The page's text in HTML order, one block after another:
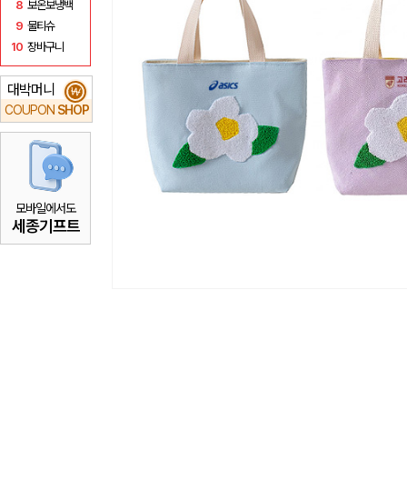
8 보온보냉백
9 물티슈
10 장바구니
대박머니
COUPON SHOP
₩
모바일에서도
세종기프트